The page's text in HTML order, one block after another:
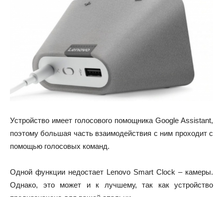
Устройство имеет голосового помощника Google Assistant,
поэтому большая часть взаимодействия с ним проходит с
помощью голосовых команд.
Одной функции недостает Lenovo Smart Clock – камеры.
Однако, это может и к лучшему, так как устройство